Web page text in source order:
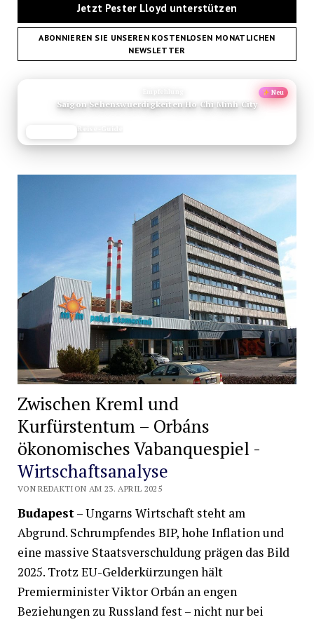
Jetzt Pester Lloyd unterstützen
ABONNIEREN SIE UNSEREN KOSTENLOSEN MONATLICHEN
NEWSLETTER
Neu
Saigon Sehenswuerdigkeiten Ho Chi Minh City
Reise-Guide
Zwischen Kreml und
Kurfürstentum – Orbáns
ökonomisches Vabanquespiel -
Wirtschaftsanalyse
VON REDAKTION AM 23. APRIL 2025
Budapest– Ungarns Wirtschaft steht am
Abgrund. Schrumpfendes BIP, hohe Inflation und
eine massive Staatsverschuldung prägen das Bild
2025. Trotz EU-Gelderkürzungen hält
Premierminister Viktor Orbán an engen
Beziehungen zu Russland fest – nicht nur bei